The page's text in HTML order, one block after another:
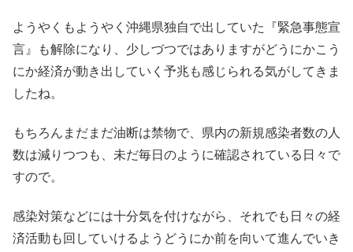
ようやくもようやく沖縄県独自で出していた『緊急事態宣
言』も解除になり、少しづつではありますがどうにかこう
にか経済が動き出していく予兆も感じられる気がしてきま
したね。
もちろんまだまだ油断は禁物で、県内の新規感染者数の人
数は減りつつも、未だ毎日のように確認されている日々で
すので。
感染対策などには十分気を付けながら、それでも日々の経
済活動も回していけるようどうにか前を向いて進んでいき